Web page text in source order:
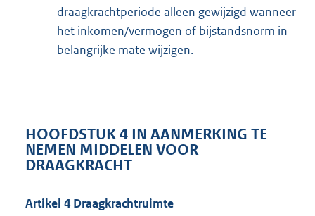
draagkrachtperiode alleen gewijzigd wanneer
het inkomen/vermogen of bijstandsnorm in
belangrijke mate wijzigen.
HOOFDSTUK 4 IN AANMERKING TE
NEMEN MIDDELEN VOOR
DRAAGKRACHT
Artikel 4 Draagkrachtruimte